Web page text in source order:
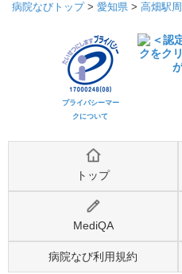
病院なびトップ> 愛知県 > 高畑駅
プライバシーマー
クについて
トップ
MediQA
病院なび利用規約